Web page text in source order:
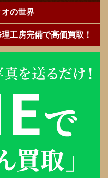
の世界
工房完備で高価買取！